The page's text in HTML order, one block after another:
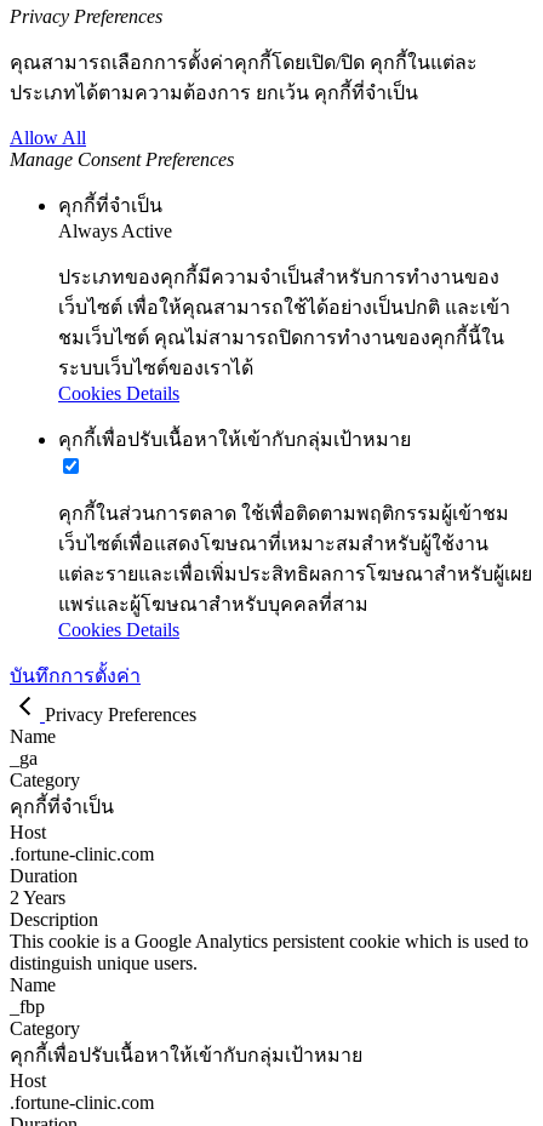
Privacy Preferences
คุณสามารถเลือกการตั้งค่าคุกกี้โดยเปิด/ปิด คุกกี้ในแต่ละ
ประเภทได้ตามความต้องการ ยกเว้น คุกกี้ที่จำเป็น
Allow All
Manage Consent Preferences
คุกกี้ที่จำเป็น
Always Active
ประเภทของคุกกี้มีความจำเป็นสำหรับการทำงานของ
เว็บไซต์ เพื่อให้คุณสามารถใช้ได้อย่างเป็นปกติ และเข้า
ชมเว็บไซต์ คุณไม่สามารถปิดการทำงานของคุกกี้นี้ใน
ระบบเว็บไซต์ของเราได้
Cookies Details
คุกกี้เพื่อปรับเนื้อหาให้เข้ากับกลุ่มเป้าหมาย
คุกกี้ในส่วนการตลาด ใช้เพื่อติดตามพฤติกรรมผู้เข้าชม
เว็บไซต์เพื่อแสดงโฆษณาที่เหมาะสมสำหรับผู้ใช้งาน
แต่ละรายและเพื่อเพิ่มประสิทธิผลการโฆษณาสำหรับผู้เผย
แพร่และผู้โฆษณาสำหรับบุคคลที่สาม
Cookies Details
บันทึกการตั้งค่า
Privacy Preferences
Name
_ga
Category
คุกกี้ที่จำเป็น
Host
.fortune-clinic.com
Duration
2 Years
Description
This cookie is a Google Analytics persistent cookie which is used to
distinguish unique users.
Name
_fbp
Category
คุกกี้เพื่อปรับเนื้อหาให้เข้ากับกลุ่มเป้าหมาย
Host
.fortune-clinic.com